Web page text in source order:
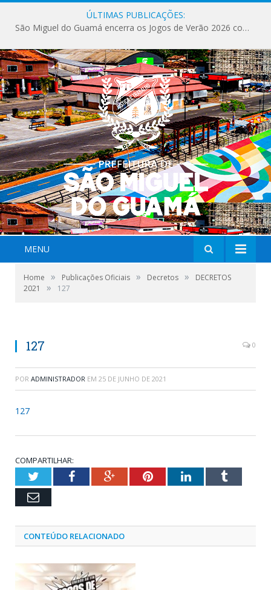
ÚLTIMAS PUBLICAÇÕES:
São Miguel do Guamá encerra os Jogos de Verão 2026 com sucesso de público e competições.
MENU
Home » Publicações Oficiais » Decretos »
DECRETOS
2021
» 127
127 0
POR ADMINISTRADOR EM 25 DE JUNHO DE 2021
127
COMPARTILHAR:
TwitterFacebookGoogle+PinterestLinkedInTumblr
Email
CONTEÚDO RELACIONADO